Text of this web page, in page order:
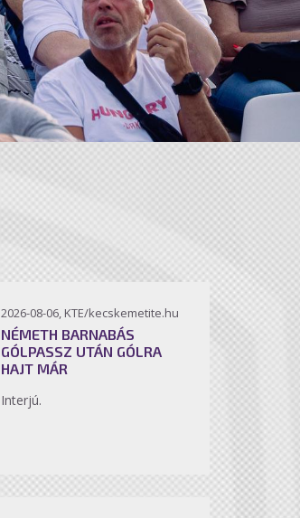
2026-08-06, KTE/kecskemetite.hu
NÉMETH BARNABÁS
GÓLPASSZ UTÁN GÓLRA
HAJT MÁR
Interjú.